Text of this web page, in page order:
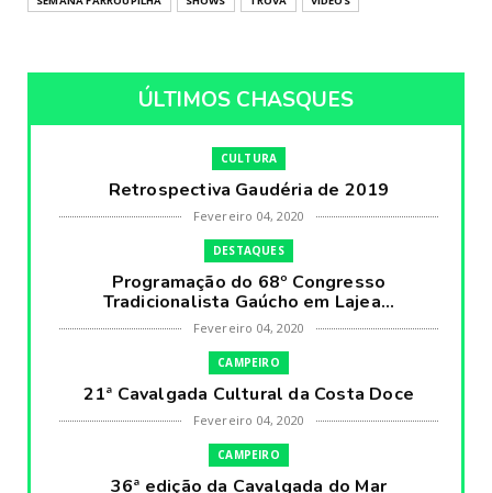
ÚLTIMOS CHASQUES
CULTURA
Retrospectiva Gaudéria de 2019
Fevereiro 04, 2020
DESTAQUES
Programação do 68º Congresso
Tradicionalista Gaúcho em Lajea...
Fevereiro 04, 2020
CAMPEIRO
21ª Cavalgada Cultural da Costa Doce
Fevereiro 04, 2020
CAMPEIRO
36ª edição da Cavalgada do Mar